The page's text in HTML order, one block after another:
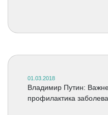
01.03.2018
Владимир Путин:
профилактика